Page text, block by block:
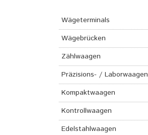
Wägeterminals
Wägebrücken
Zählwaagen
Präzisions- / Laborwaagen
Kompaktwaagen
Kontrollwaagen
Edelstahlwaagen